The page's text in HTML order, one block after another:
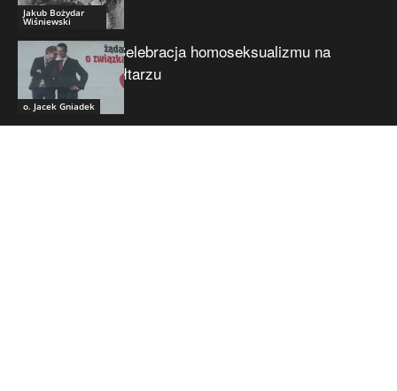
Jakub Bożydar
Wiśniewski
o. Jacek Gniadek
Celebracja homoseksualizmu na
ołtarzu